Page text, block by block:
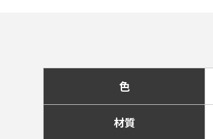
色
材質